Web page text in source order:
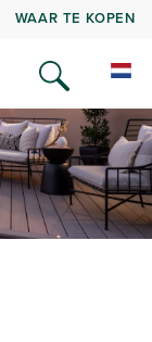
WAAR TE KOPEN